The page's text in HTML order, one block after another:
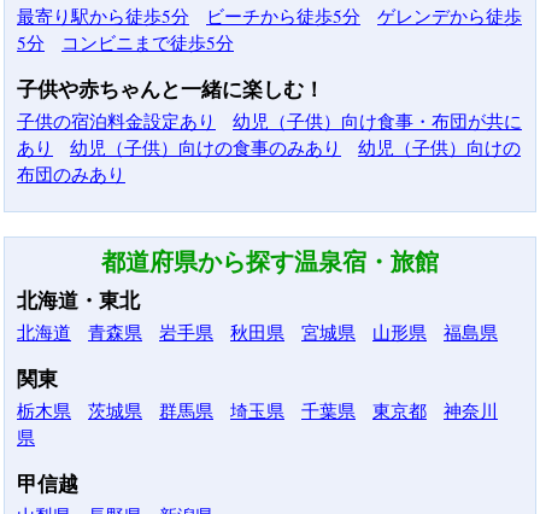
最寄り駅から徒歩5分 ビーチから徒歩5分
ゲレンデから徒歩
5分
コンビニまで徒歩5分
子供や赤ちゃんと一緒に楽しむ！
子供の宿泊料金設定あり
幼児（子供）向け食事・布団が共に
あり
幼児（子供）向けの食事のみあり
幼児（子供）向けの
布団のみあり
都道府県から探す温泉宿・旅館
北海道・東北
北海道 青森県 岩手県 秋田県 宮城県 山形県 福島県
関東
栃木県 茨城県 群馬県 埼玉県 千葉県 東京都
神奈川
県
甲信越